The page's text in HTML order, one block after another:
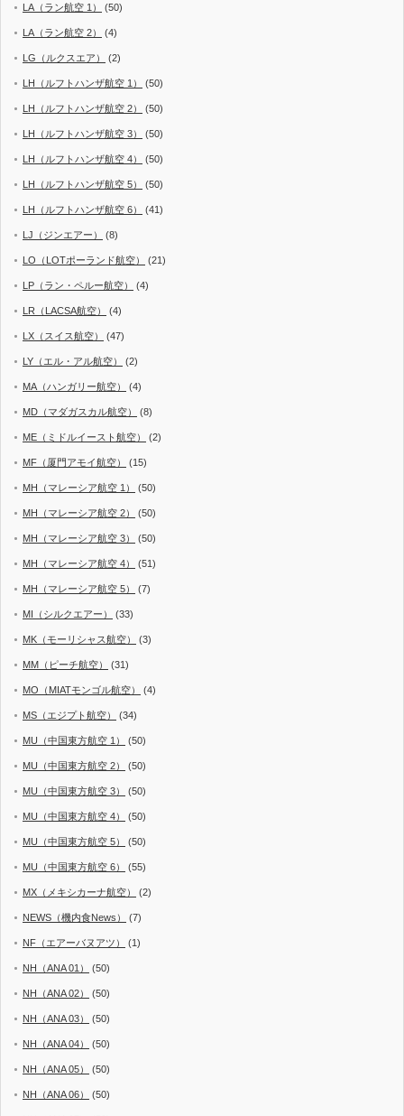
LA（ラン航空 1） (50)
LA（ラン航空 2） (4)
LG（ルクスエア） (2)
LH（ルフトハンザ航空 1） (50)
LH（ルフトハンザ航空 2） (50)
LH（ルフトハンザ航空 3） (50)
LH（ルフトハンザ航空 4） (50)
LH（ルフトハンザ航空 5） (50)
LH（ルフトハンザ航空 6） (41)
LJ（ジンエアー） (8)
LO（LOTポーランド航空） (21)
LP（ラン・ペルー航空） (4)
LR（LACSA航空） (4)
LX（スイス航空） (47)
LY（エル・アル航空） (2)
MA（ハンガリー航空） (4)
MD（マダガスカル航空） (8)
ME（ミドルイースト航空） (2)
MF（厦門アモイ航空） (15)
MH（マレーシア航空 1） (50)
MH（マレーシア航空 2） (50)
MH（マレーシア航空 3） (50)
MH（マレーシア航空 4） (51)
MH（マレーシア航空 5） (7)
MI（シルクエアー） (33)
MK（モーリシャス航空） (3)
MM（ピーチ航空） (31)
MO（MIATモンゴル航空） (4)
MS（エジプト航空） (34)
MU（中国東方航空 1） (50)
MU（中国東方航空 2） (50)
MU（中国東方航空 3） (50)
MU（中国東方航空 4） (50)
MU（中国東方航空 5） (50)
MU（中国東方航空 6） (55)
MX（メキシカーナ航空） (2)
NEWS（機内食News） (7)
NF（エアーバヌアツ） (1)
NH（ANA 01） (50)
NH（ANA 02） (50)
NH（ANA 03） (50)
NH（ANA 04） (50)
NH（ANA 05） (50)
NH（ANA 06） (50)